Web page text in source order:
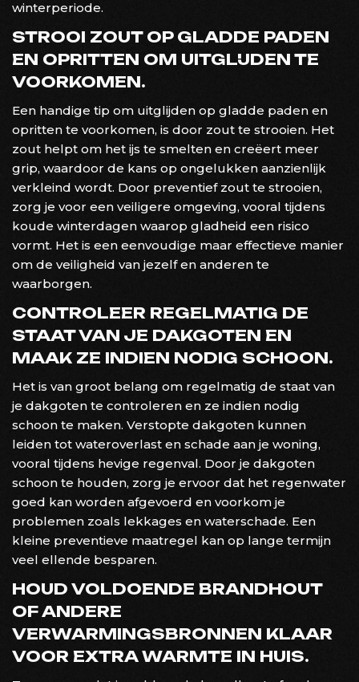
winterperiode.
STROOI ZOUT OP GLADDE PADEN
EN OPRITTEN OM UITGLIJDEN TE
VOORKOMEN.
Een handige tip om uitglijden op gladde paden en
opritten te voorkomen, is door zout te strooien. Het
zout helpt om het ijs te smelten en creëert meer
grip, waardoor de kans op ongelukken aanzienlijk
verkleind wordt. Door preventief zout te strooien,
zorg je voor een veiligere omgeving, vooral tijdens
koude winterdagen waarop gladheid een risico
vormt. Het is een eenvoudige maar effectieve manier
om de veiligheid van jezelf en anderen te
waarborgen.
CONTROLEER REGELMATIG DE
STAAT VAN JE DAKGOTEN EN
MAAK ZE INDIEN NODIG SCHOON.
Het is van groot belang om regelmatig de staat van
je dakgoten te controleren en ze indien nodig
schoon te maken. Verstopte dakgoten kunnen
leiden tot wateroverlast en schade aan je woning,
vooral tijdens hevige regenval. Door je dakgoten
schoon te houden, zorg je ervoor dat het regenwater
goed kan worden afgevoerd en voorkom je
problemen zoals lekkages en waterschade. Een
kleine preventieve maatregel kan op lange termijn
veel ellende besparen.
HOUD VOLDOENDE BRANDHOUT
OF ANDERE
VERWARMINGSBRONNEN KLAAR
VOOR EXTRA WARMTE IN HUIS.